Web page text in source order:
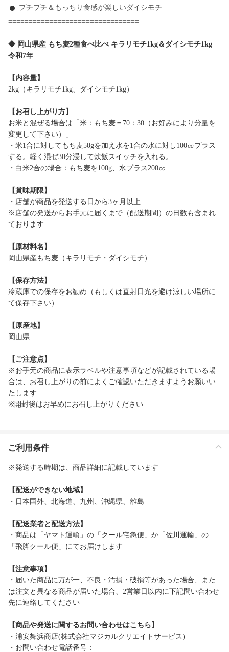
プチプチ＆もっちり食感が楽しいダイシモチ
================================
◆ 岡山県産 もち麦2種食べ比べ キラリモチ1kg＆ダイシモチ1kg
令和7年
【内容量】
2kg（キラリモチ1kg、ダイシモチ1kg）
【お召し上がり方】
お米と混ぜる場合は「米：もち麦＝70：30（お好みにより分量を
変更して下さい）」
・米1合に対してもち麦50gを加え水を1合の水に対し100㏄プラス
する。軽く混ぜ30分浸して炊飯スイッチを入れる。
・白米2合の場合：もち麦を100g、水プラス200㏄
【賞味期限】
・店舗が商品を発送する日から3ヶ月以上
※店舗の発送からお手元に届くまで（配送期間）の日数も含まれ
ております
【原材料名】
岡山県産もち麦（キラリモチ・ダイシモチ）
【保存方法】
冷蔵庫での保存をお勧め（もしくは直射日光を避け涼しい場所に
て保存下さい）
【原産地】
岡山県
【ご注意点】
※お手元の商品に表示ラベルや注意事項などが記載されている場
合は、お召し上がりの前によくご確認いただきますようお願いい
たします
※開封後はお早めにお召し上がりください
ご利用条件
※発送する時期は、商品詳細に記載しています
【配送ができない地域】
・日本国外、北海道、九州、沖縄県、離島
【配送業者と配送方法】
・商品は「ヤマト運輸」の「クール宅急便」か「佐川運輸」の
「飛脚クール便」にてお届けします
【注意事項】
・届いた商品に万が一、不良・汚損・破損等があった場合、また
は注文と異なる商品が届いた場合、2営業日以内に下記問い合わせ
先に連絡してください
【商品や発送に関するお問い合わせはこちら】
・浦安舞浜商店(株式会社マジカルクリエイトサービス)
・お問い合わせ電話番号：